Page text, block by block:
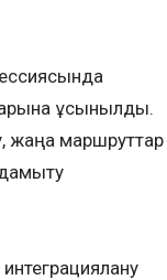
ұсынылды.
жаңа маршруттар
дамыту